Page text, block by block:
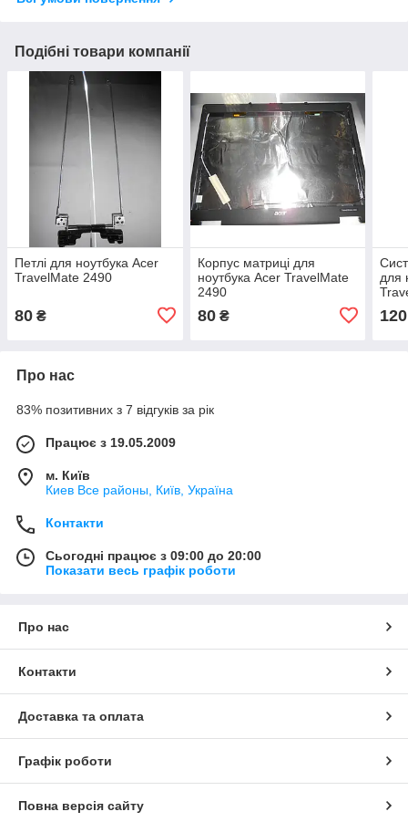
Подібні товари компанії
Петлі для ноутбука Acer
TravelMate 2490
80 ₴
Корпус матриці для
ноутбука Acer TravelMate
2490
80₴
для
120
Про нас
83% позитивних з 7 відгуків за рік
Працює з 19.05.2009
м. Київ
Киев Все районы, Київ, Україна
Контакти
Сьогодні працює з 09:00 до 20:00
Показати весь графік роботи
Про нас
Контакти
Доставка та оплата
Графік роботи
Повна версія сайту